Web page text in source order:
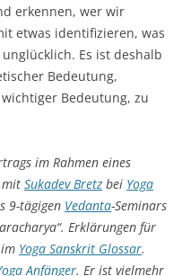
erkennen, wer wir
etwas identifizieren, was
Es ist deshalb
Bedeutung,
Bedeutung, zu
im Rahmen eines
mit Sukadev Bretz bei Yoga
9-tägigen Vedanta-Seminars
Erklärungen für
Yoga Sanskrit Glossar.
Anfänger. Er ist vielmehr